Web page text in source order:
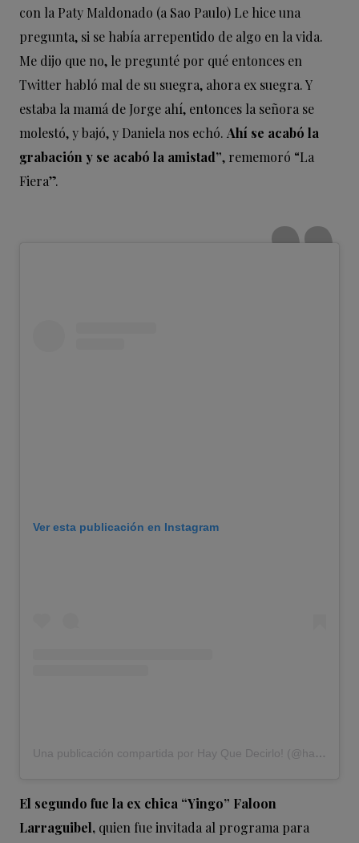
con la Paty Maldonado (a Sao Paulo) Le hice una
pregunta, si se había arrepentido de algo en la vida.
Me dijo que no, le pregunté por qué entonces en
Twitter habló mal de su suegra, ahora ex suegra. Y
estaba la mamá de Jorge ahí, entonces la señora se
molestó, y bajó, y Daniela nos echó. Ahí se acabó la
grabación y se acabó la amistad”, rememoró “La
Fiera”.
Ver esta publicación en Instagram
Una publicación compartida por Hay Que Decirlo! (@hayquedecirlo13)
El segundo fue la ex chica “Yingo” Faloon
Larraguibel, quien fue invitada al programa para